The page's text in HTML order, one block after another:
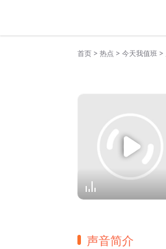
首页 > 热点 > 今天我值班 >
声音简介